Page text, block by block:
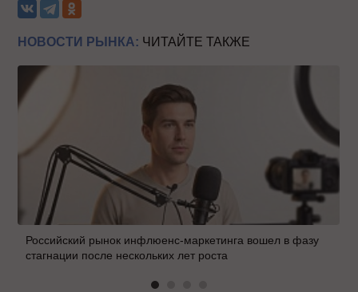
НОВОСТИ РЫНКА: ЧИТАЙТЕ ТАКЖЕ
Российский рынок инфлюенс-маркетинга вошел в фазу
стагнации после нескольких лет роста